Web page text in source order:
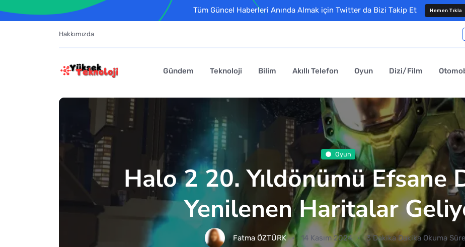
Tüm Güncel Haberleri Anında Almak için Twitter da Bizi Takip Et Hemen Tıkla
Hakkımızda
Gündem Teknoloji Bilim Akıllı Telefon Oyun Dizi/Film
Oyun
Halo 2 20. Yıldönümü Efsane
Yenilenen Haritalar
Fatma ÖZTÜRK 14 Kasım 2024 3 Dakika Dakika Okuma